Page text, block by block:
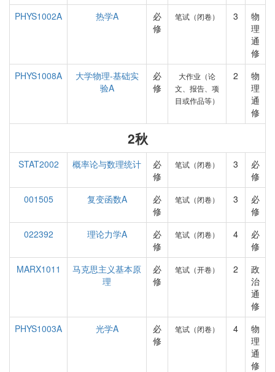
PHYS1002A
热学A
必
修
笔试（闭卷） 3
物
理
通
修
PHYS1008A
大学物理-基础实
验A
必
修
大作业（论
文、报告、项
目或作品等）
2
物
理
通
修
2秋
STAT2002 概率论与数理统计
必
修
笔试（闭卷） 3
必
修
001505
复变函数A
必
修
笔试（闭卷） 3
必
修
022392
理论力学A
必
修
笔试（闭卷） 4
必
修
MARX1011
马克思主义基本原
理
必
修
笔试（开卷） 2
政
治
通
修
PHYS1003A
光学A
必
修
笔试（闭卷） 4
物
理
通
修